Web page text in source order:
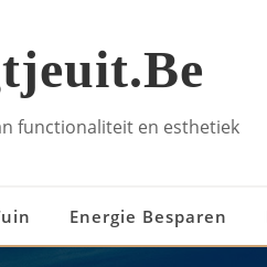
functionaliteit en esthetiek
Energie Besparen